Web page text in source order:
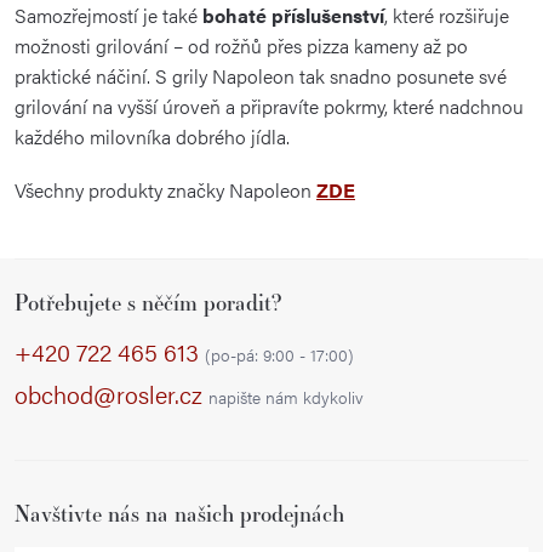
Samozřejmostí je také bohaté příslušenství, které rozšiřuje
možnosti grilování – od rožňů přes pizza kameny až po
praktické náčiní. S grily Napoleon tak snadno posunete své
grilování na vyšší úroveň a připravíte pokrmy, které nadchnou
každého milovníka dobrého jídla.
Všechny produkty značky Napoleon ZDE
Potřebujete s něčím poradit?
+420 722 465 613 (po-pá: 9:00 - 17:00)
obchod@rosler.cz napište nám kdykoliv
Navštivte nás na našich prodejnách